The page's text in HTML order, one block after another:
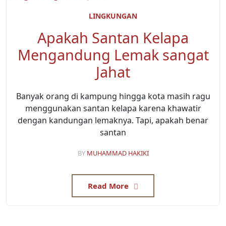
LINGKUNGAN
Apakah Santan Kelapa
Mengandung Lemak sangat
Jahat
Banyak orang di kampung hingga kota masih ragu
menggunakan santan kelapa karena khawatir
dengan kandungan lemaknya. Tapi, apakah benar
santan
BY MUHAMMAD HAKIKI
Read More